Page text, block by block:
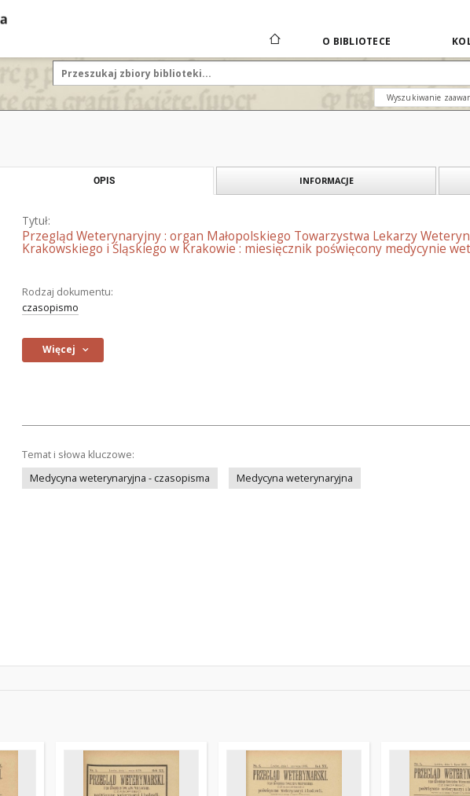
O BIBLIOTECE
Wyszukiwanie
OPIS INFORMACJE
Tytuł:
Przegląd Weterynaryjny : organ Małopolskiego Towarzystwa Lekarzy
Krakowskiego i Śląskiego w Krakowie : miesięcznik poświęcony medycynie
Rodzaj dokumentu:
czasopismo
Więcej
Temat i słowa kluczowe:
Medycyna weterynaryjna - czasopisma
Medycyna weterynaryjna